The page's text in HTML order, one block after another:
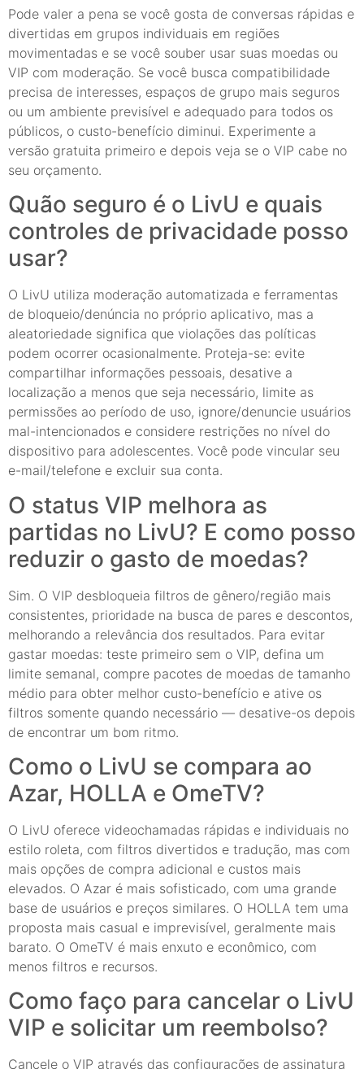
Pode valer a pena se você gosta de conversas rápidas e
divertidas em grupos individuais em regiões
movimentadas e se você souber usar suas moedas ou
VIP com moderação. Se você busca compatibilidade
precisa de interesses, espaços de grupo mais seguros
ou um ambiente previsível e adequado para todos os
públicos, o custo-benefício diminui. Experimente a
versão gratuita primeiro e depois veja se o VIP cabe no
seu orçamento.
Quão seguro é o LivU e quais
controles de privacidade posso
usar?
O LivU utiliza moderação automatizada e ferramentas
de bloqueio/denúncia no próprio aplicativo, mas a
aleatoriedade significa que violações das políticas
podem ocorrer ocasionalmente. Proteja-se: evite
compartilhar informações pessoais, desative a
localização a menos que seja necessário, limite as
permissões ao período de uso, ignore/denuncie usuários
mal-intencionados e considere restrições no nível do
dispositivo para adolescentes. Você pode vincular seu
e-mail/telefone e excluir sua conta.
O status VIP melhora as
partidas no LivU? E como posso
reduzir o gasto de moedas?
Sim. O VIP desbloqueia filtros de gênero/região mais
consistentes, prioridade na busca de pares e descontos,
melhorando a relevância dos resultados. Para evitar
gastar moedas: teste primeiro sem o VIP, defina um
limite semanal, compre pacotes de moedas de tamanho
médio para obter melhor custo-benefício e ative os
filtros somente quando necessário — desative-os depois
de encontrar um bom ritmo.
Como o LivU se compara ao
Azar, HOLLA e OmeTV?
O LivU oferece videochamadas rápidas e individuais no
estilo roleta, com filtros divertidos e tradução, mas com
mais opções de compra adicional e custos mais
elevados. O Azar é mais sofisticado, com uma grande
base de usuários e preços similares. O HOLLA tem uma
proposta mais casual e imprevisível, geralmente mais
barato. O OmeTV é mais enxuto e econômico, com
menos filtros e recursos.
Como faço para cancelar o LivU
VIP e solicitar um reembolso?
Cancele o VIP através das configurações de assinatura